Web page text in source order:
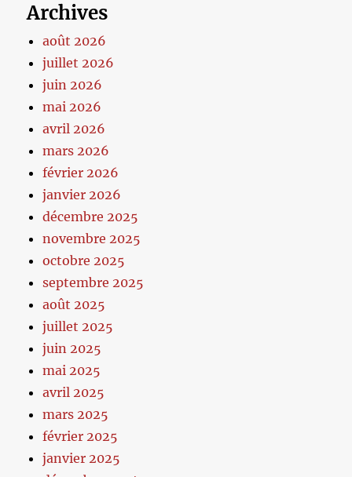
Archives
août 2026
juillet 2026
juin 2026
mai 2026
avril 2026
mars 2026
février 2026
janvier 2026
décembre 2025
novembre 2025
octobre 2025
septembre 2025
août 2025
juillet 2025
juin 2025
mai 2025
avril 2025
mars 2025
février 2025
janvier 2025